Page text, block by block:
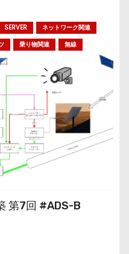
SERVER
ネットワーク関連
乗り物関連 無線
第7回 #ADS-B